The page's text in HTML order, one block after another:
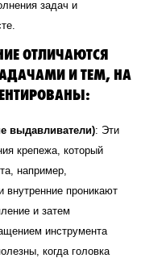
задач и
ОТЛИЧАЮТСЯ
И ТЕМ, НА
выдавливатели): Эти
крепежа, который
например,
проникают
и затем
инструмента
когда головка